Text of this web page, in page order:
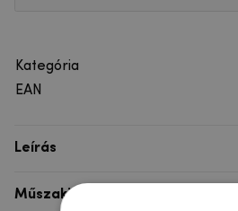
Kategória
EAN
Leírás
Műszaki adatok